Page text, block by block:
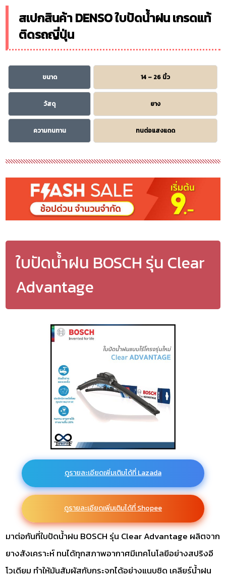
สเปกสินค้า DENSO ใบปัดน้ำฝน เกรดแท้
ติดรถญี่ปุ่น
ขนาด 14 – 26 นิ้ว
วัสดุ ยาง
ความทนทาน ทนต่อแสงแดด
ใบปัดน้ำฝน BOSCH รุ่น Clear
Advantage
ดูรายละเอียดเพิ่มเติมได้ที่ Lazada
ดูรายละเอียดเพิ่มเติมได้ที่ Shopee
มาต่อกันที่ใบปัดน้ำฝน BOSCH รุ่น Clear Advantage ผลิตจาก
ยางสังเคราะห์ ทนได้ทุกสภาพอากาศมีเทคโนโลยีอย่างสปริงอี
โวเดียม ทำให้มันสัมผัสกับกระจกได้อย่างแนบชิด เคลียร์น้ำฝน